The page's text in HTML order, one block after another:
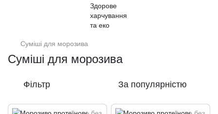
Суміші для морозива
Суміші для морозива
Фільтр За популярністю